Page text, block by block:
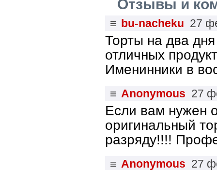
Отзывы и
≡ bu-nacheku 27
Торты на два
отличных
Именинники в
≡ Anonymous 27
Если вам нужен
оригинальный
разряду!!!!
≡ Anonymous 27